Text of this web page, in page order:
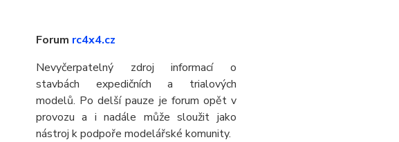
Forum rc4x4.cz
Nevyčerpatelný zdroj informací o
stavbách expedičních a trialových
modelů. Po delší pauze je forum opět v
provozu a i nadále může sloužit jako
nástroj k podpoře modelářské komunity.